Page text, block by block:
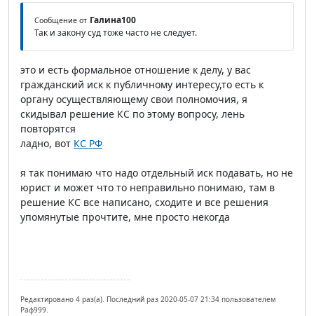
Сообщение от Галина100
Так и закону суд тоже часто не следует.
это и есть формальное отношение к делу, у вас
гражданский иск к публичному интересу,то есть к
органу осуществляющему свои полномочия, я
скидывал решение КС по этому вопросу, лень
повторятся
ладно, вот КС РФ
я так понимаю что надо отдельный иск подавать, но не
юрист и может что то неправильно понимаю, там в
решение КС все написано, сходите и все решения
упомянутые прочтите, мне просто некогда
Редактировано 4 раз(а). Последний раз 2020-05-07 21:34 пользователем
Раф999.